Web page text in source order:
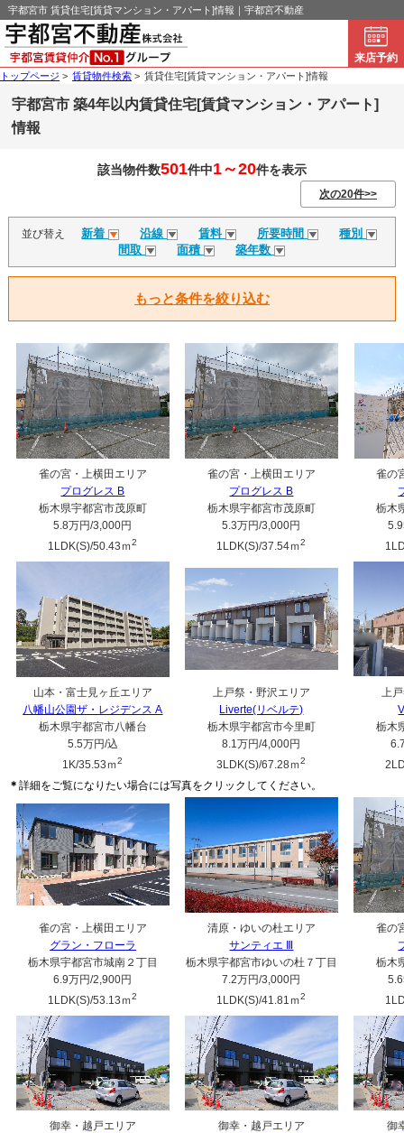
宇都宮市 賃貸住宅[賃貸マンション・アパート]情報｜宇都宮不動産
来店予約
トップページ > 賃貸物件検索 > 賃貸住宅[賃貸マンション・アパート]情報
宇都宮市 築4年以内賃貸住宅[賃貸マンション・アパート]
情報
該当物件数501件中1～20件を表示
次の20件>>
並び替え 新着 沿線 賃料 所要時間
種別
間取
面積 築年数
もっと条件を絞り込む
雀の宮・上横田エリア
プログレス B
栃木県宇都宮市茂原町
5.8万円/3,000円
1LDK(S)/50.43ｍ2
雀の宮・上横田エリア
プログレス B
栃木県宇都宮市茂原町
5.3万円/3,000円
1LDK(S)/37.54ｍ2
雀の
栃木
山本・富士見ヶ丘エリア
八幡山公園ザ・レジデンス A
栃木県宇都宮市八幡台
5.5万円/込
1K/35.53ｍ2
上戸祭・野沢エリア
Liverte(リベルテ)
栃木県宇都宮市今里町
8.1万円/4,000円
3LDK(S)/67.28ｍ2
上
栃木
＊ 詳細をご覧になりたい場合には写真をクリックしてください。
雀の宮・上横田エリア
グラン・フローラ
栃木県宇都宮市城南２丁目
6.9万円/2,900円
1LDK(S)/53.13ｍ2
清原・ゆいの杜エリア
サンティエ Ⅲ
栃木県宇都宮市ゆいの杜７丁目
7.2万円/3,000円
1LDK(S)/41.81ｍ2
雀の
栃木
御幸・越戸エリア
御幸・越戸エリア
御